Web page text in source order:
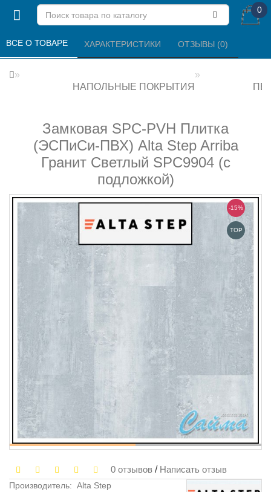
0
НАПОЛЬНЫЕ ПОКРЫТИЯ
Замковая SPC-PVH Плитка
(ЭСПиСи-ПВХ) Alta Step Arriba
Гранит Светлый SPC9904 (с
подложкой)
ВСЕ О ТОВАРЕ ХАРАКТЕРИСТИКИ ОТЗЫВЫ (0)
-15%
TOP
0 отзывов / Написать отзыв
Производитель: Alta Step